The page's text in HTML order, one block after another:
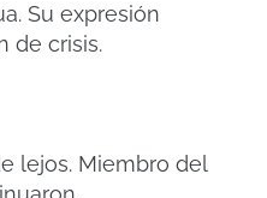
Su expresión
de crisis.
lejos. Miembro del